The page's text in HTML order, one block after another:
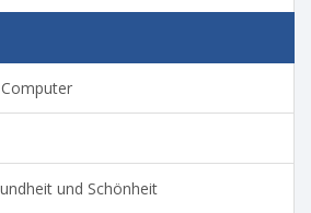
und Schönheit